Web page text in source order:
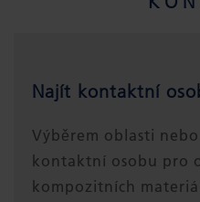
Najít kontaktní
Výběrem oblasti
kontaktní osobu pro
kompozitních